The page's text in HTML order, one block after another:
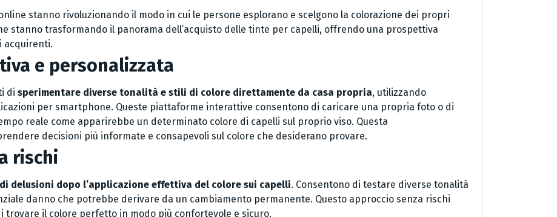
stanno rivoluzionando il modo in cui le persone esplorano e scelgono la colorazione dei propri
stanno trasformando il panorama dell’acquisto delle tinte per capelli, offrendo una prospettiva
acquirenti.
e personalizzata
di sperimentare diverse tonalità e stili di colore direttamente da casa propria, utilizzando
per smartphone. Queste piattaforme interattive consentono di caricare una propria foto o di
reale come apparirebbe un determinato colore di capelli sul proprio viso. Questa
decisioni più informate e consapevoli sul colore che desiderano provare.
rischi
delusioni dopo l’applicazione effettiva del colore sui capelli. Consentono di testare diverse tonalità
danno che potrebbe derivare da un cambiamento permanente. Questo approccio senza rischi
trovare il colore perfetto in modo più confortevole e sicuro.